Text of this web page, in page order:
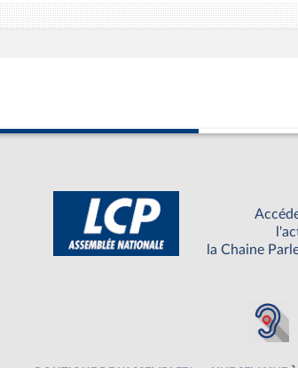
la Chaine